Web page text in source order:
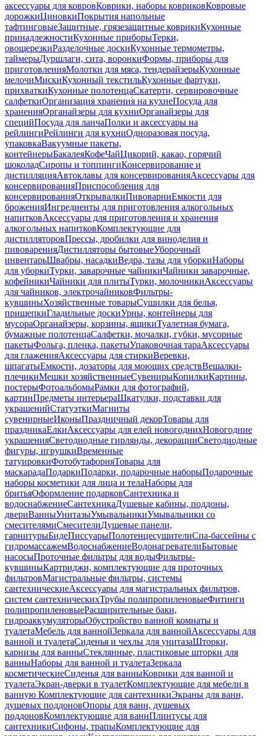
аксессуары для ковровКоврики, наборы ковриковКовровые
дорожкиЦиновкиПокрытия напольные
тафтинговыеЗащитные, грязезащитные коврикиКухонные
принадлежностиКухонные приборыТерки,
овощерезкиРазделочные доскиКухонные термометры,
таймерыДуршлаги, сита, воронкиФормы, приборы для
приготовленияМолотки для мяса, тендерайзерыКухонные
мелочиМискиКухонный текстильКухонные фартуки,
прихваткиКухонные полотенцаСкатерти, сервировочные
салфеткиОрганизация хранения на кухнеПосуда для
храненияОрганайзеры для кухниОрганайзеры для
специйПосуда для ланчаПолки и аксессуары на
рейлингиРейлинги для кухниОдноразовая посуда,
упаковкаВакуумные пакеты,
контейнерыБакалеяКофеЧайЦикорий, какао, горячий
шоколадСиропы и топпингиКонсервирование и
дистилляцияАвтоклавы для консервированияАксессуары для
консервированияПриспособления для
консервированияОткрывалкиПивоварниЕмкости для
броженияИнгредиенты для приготовления алкогольных
напитковАксессуары для приготовления и хранения
алкогольных напитковКомплектующие для
дистилляторовПрессы, дробилки для виноделия и
пивоваренияДистилляторы бытовыеУборочный
инвентарьШвабры, насадкиВедра, тазы для уборкиНаборы
для уборкиТурки, заварочные чайникиЧайники заварочные,
кофейникиЧайники для плитыТурки, молочникиАксессуары
для чайников, электрочайниковФильтры-
кувшиныХозяйственные товарыСушилки для белья,
прищепкиГладильные доскиУрны, контейнеры для
мусораОрганайзеры, корзины, ящикиТуалетная бумага,
бумажные полотенцаСалфетки, мочалки, губки, мусорные
пакетыФольга, пленка, пакетыУпаковочная тараАксессуары
для глаженияАксессуары для стиркиВеревки,
шпагатыЕмкости, дозаторы для моющих средствВешалки-
плечикиМешки хозяйственныеСувенирыКопилкиКартины,
постерыФотоальбомыРамки для фотографий,
картинПредметы интерьераШкатулки, подставки для
украшенийСтатуэткиМагниты
сувенирныеИконыПраздничный декорТовары для
праздникаЕлкиАксессуары для елей новогоднихНовогодние
украшенияСветодиодные гирлянды, декорацииСветодиодные
фигуры, игрушкиВременные
татуировкиФотобутафорияТовары для
маскарадаПодаркиПодарки, подарочные наборыПодарочные
наборы косметики для лица и телаНаборы для
бритьяОформление подарковСантехника и
водоснабжениеСантехникаДушевые кабины, поддоны,
двериВанныУнитазыУмывальникиУмывальники со
смесителямиСмесителиДушевые панели,
гарнитурыБидеПиссуарыПолотенцесушителиСпа-бассейны с
гидромассажемВодоснабжениеВодонагревателиБытовые
насосыПроточные фильтры для водыФильтры-
кувшиныКартриджи, комплектующие для проточных
фильтровМагистральные фильтры, системы
сантехническиеАксессуары для магистральных фильтров,
систем сантехническихТрубы полипропиленовыеФитинги
полипропиленовыеРасширительные баки,
гидроаккумуляторыОбустройство ванной комнаты и
туалетаМебель для ваннойЗеркала для ваннойАксессуары для
ванной и туалетаСиденья и чехлы для унитазаШторки,
карнизы для ванныСтеклянные, пластиковые шторки для
ванныНаборы для ванной и туалетаЗеркала
косметическиеСиденья для ванныКоврики для ванной и
туалетаЭкран-дверки в туалетКомплектующие для мебели в
ванную Комплектующие для сантехникиЭкраны для ванн,
душевых поддоновОпоры для ванн, душевых
поддоновКомплектующие для ваннПлинтусы для
сантехникиСифоны, трапыКомплектующие для